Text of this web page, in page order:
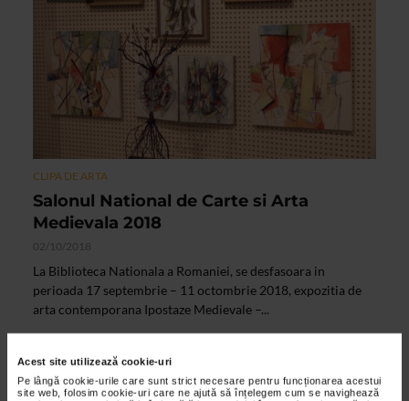
Acest site utilizează cookie-uri
Pe lângă cookie-urile care sunt strict necesare pentru funcționarea acestui
site web, folosim cookie-uri care ne ajută să înțelegem cum se navighează
CLIPA DE ARTA
Salonul National de Carte si Arta
Medievala 2018
02/10/2018
La Biblioteca Nationala a Romaniei, se desfasoara in
perioada 17 septembrie – 11 octombrie 2018, expozitia de
arta contemporana Ipostaze Medievale –...
VIDEO